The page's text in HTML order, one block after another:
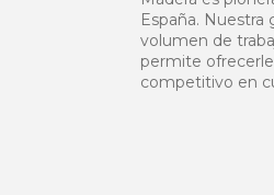
España. Nuestra
volumen de
permite
competitivo en